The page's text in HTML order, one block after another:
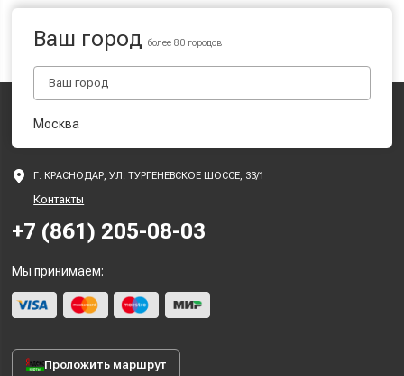
Ваш городболее 80 городов
Москва
Г. КРАСНОДАР, УЛ. ТУРГЕНЕВСКОЕ ШОССЕ, 33/1
Контакты
+7 (861) 205-08-03
Мы принимаем:
Проложить маршрут